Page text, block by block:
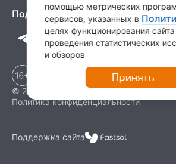
Подпишитесь на нас в соц. сетях
© 2026 Детские деревни SOS
Политика конфиденциальности
Поддержка сайта
помощью метрических
сервисов, указанных в
целях функционирования
проведения статистических
и обзоров
Принять